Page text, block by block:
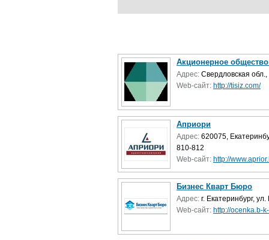
Акционерное
Адрес: Свердловская обл.,
Web-сайт: http://tisiz.com/
Априори
Адрес: 620075,
810-812
Web-сайт: http://
Бизнес Кварт Бюро
Адрес: г. Екатеринбург,
Web-сайт: http://ocenka.b-